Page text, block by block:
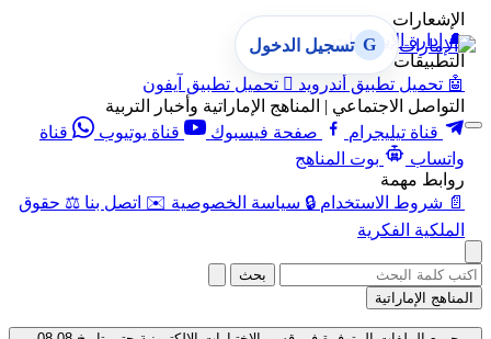
الإشعارات
🔔 إدارة الإشعارات
التطبيقات
🤖 تحميل تطبيق أندرويد  تحميل تطبيق آيفون
التواصل الاجتماعي | المناهج الإماراتية وأخبار التربية
قناة تيليجرام
صفحة فيسبوك قناة يوتيوب
قناة
واتساب
بوت المناهج
روابط مهمة
📄 شروط الاستخدام 🔒 سياسة الخصوصية ✉️ اتصل بنا ⚖️ حقوق
الملكية الفكرية
G تسجيل الدخول
بحث
المناهج الإماراتية